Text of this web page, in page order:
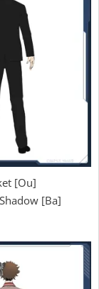
[Ou]
[Ba]